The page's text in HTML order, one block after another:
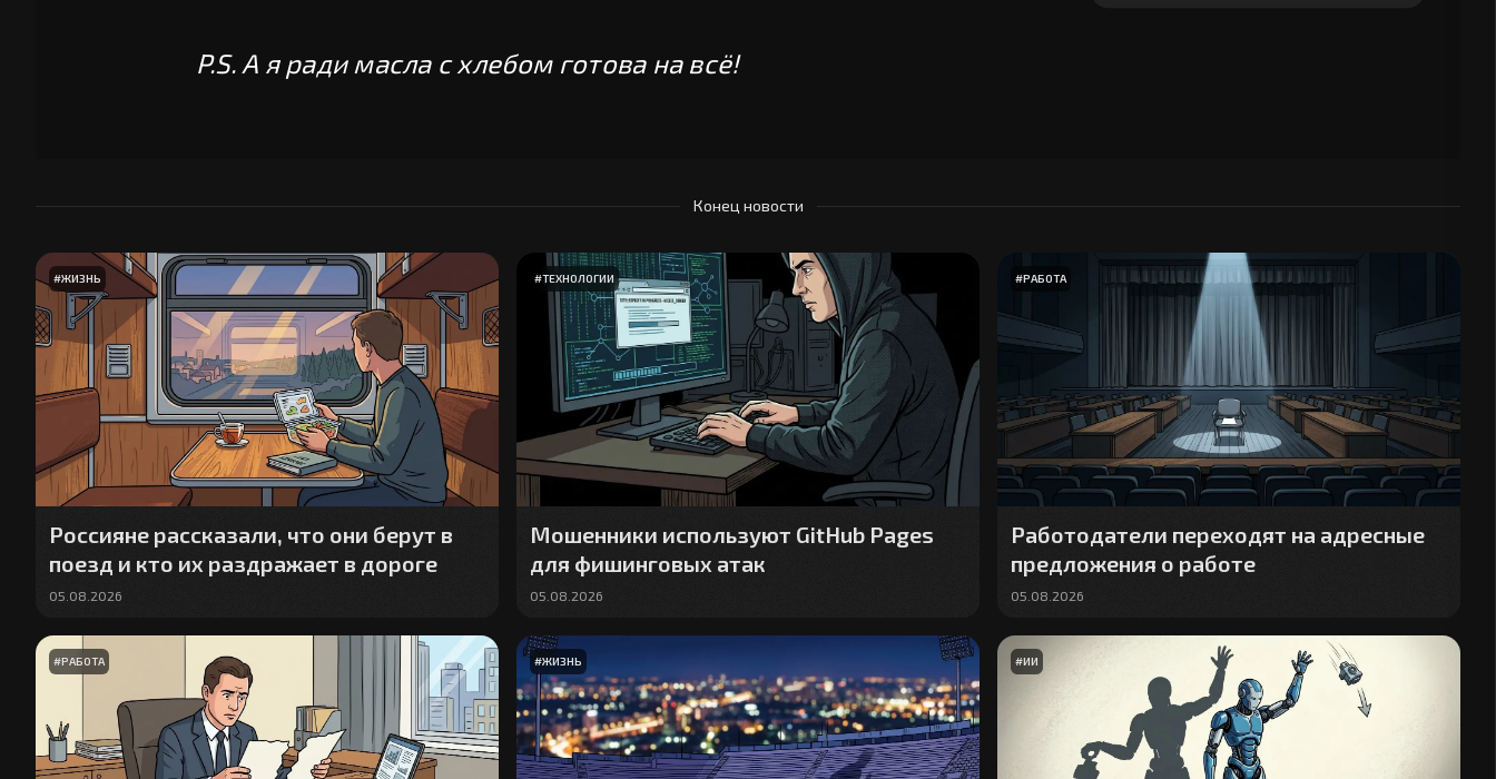
P.S. А я ради масла с хлебом готова на всё!
Конец новости
#ЖИЗНЬ
Россияне рассказали, что они берут в
поезд и кто их раздражает в дороге
05.08.2026
#ТЕХНОЛОГИИ
Мошенники используют GitHub Pages
для фишинговых атак
05.08.2026
#РАБОТА
Работодатели переходят на адресные
предложения о работе
05.08.2026
#РАБОТА #ЖИЗНЬ #ИИ